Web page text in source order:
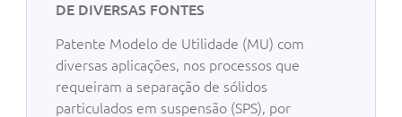
DE DIVERSAS FONTES
Patente Modelo de Utilidade (MU) com
diversas aplicações, nos processos que
requeiram a separação de sólidos
particulados em suspensão (SPS), por